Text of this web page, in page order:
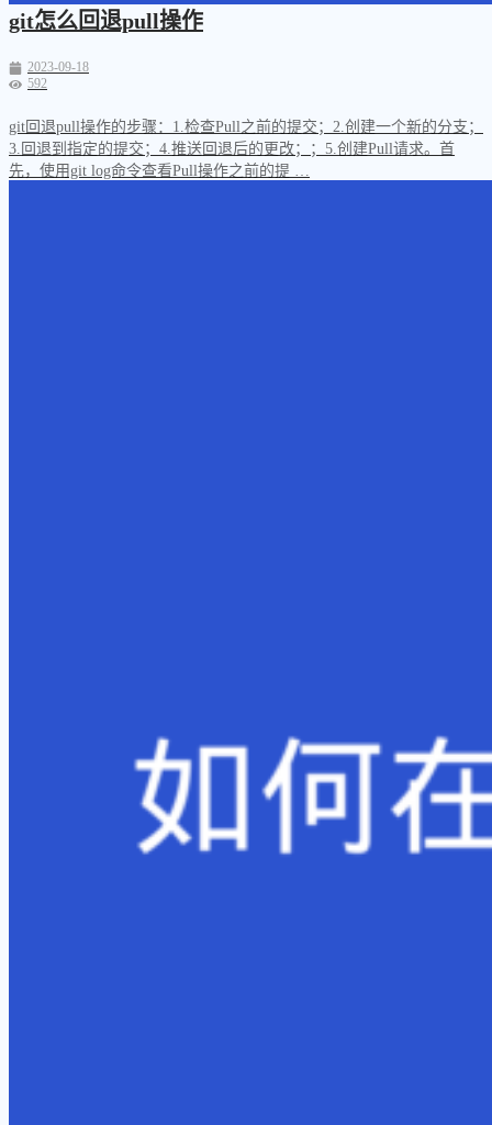
git怎么回退pull操作
2023-09-18
592
git回退pull操作的步骤：1.检查Pull之前的提交；2.创建一个新的分支；
3.回退到指定的提交；4.推送回退后的更改；；5.创建Pull请求。首
先，使用git log命令查看Pull操作之前的提 …